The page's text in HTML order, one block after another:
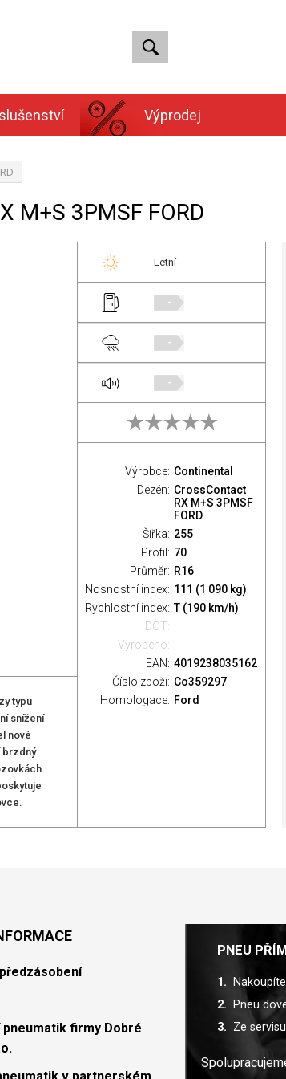
Výprodej
M+S 3PMSF FORD
typu
snížení
nové
brzdný
Letní
-
-
-
Výrobce: Continental
Dezén: CrossContact
RX M+S 3PMSF
FORD
Šířka: 255
Profil: 70
Průměr: R16
Nosnostní index: 111 (1 090 kg)
Rychlostní index: T (190 km/h)
DOT:
Vyrobeno:
EAN: 4019238035162
Číslo zboží: Co359297
Homologace: Ford
pneumatik firmy Dobré
PNEU
Pneu
Ze